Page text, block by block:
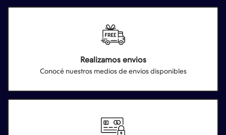
Realizamos envios
Conocé nuestros medios de envios disponibles